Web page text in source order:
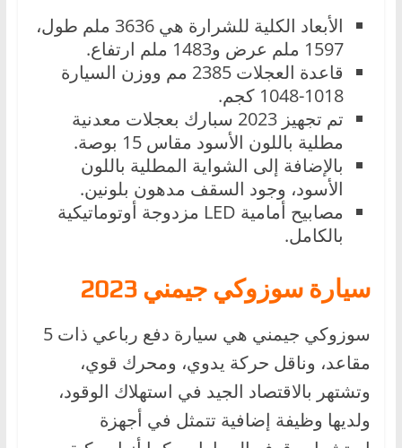
الأبعاد الكلية للشرارة هي 3636 ملم طول،
1597 ملم عرض و1483 ملم ارتفاع.
قاعدة العجلات 2385 مم ووزن السيارة
1018-1048 كجم.
تم تجهيز 2023 سبارك بعجلات معدنية
مطلية باللون الأسود مقاس 15 بوصة.
بالإضافة إلى الشواية المطلية باللون
الأسود، وجود السقف مدهون بلونين.
مصابيح أمامية LED مزدوجة أوتوماتيكية
بالكامل.
سيارة سوزوكي جيمني 2023
سوزوكي جيمني هي سيارة دفع رباعي ذات 5
مقاعد، وناقل حركة يدوي، ومحرك قوي،
وتشتهر بالاقتصاد الجيد في استهلاك الوقود،
ولديها وظيفة إضافية تتمثل في أجهزة